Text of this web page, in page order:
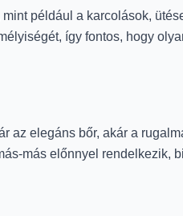
például a karcolások,
így fontos, hogy
az elegáns bőr, akár a
más előnnyel rendelkezik,